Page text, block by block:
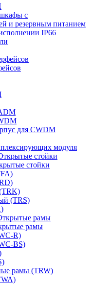
с
и резервным питанием
IP66
для CWDM
модуля
стойки
(TRS)
рамы
R)
BS)
рамы (TRW)